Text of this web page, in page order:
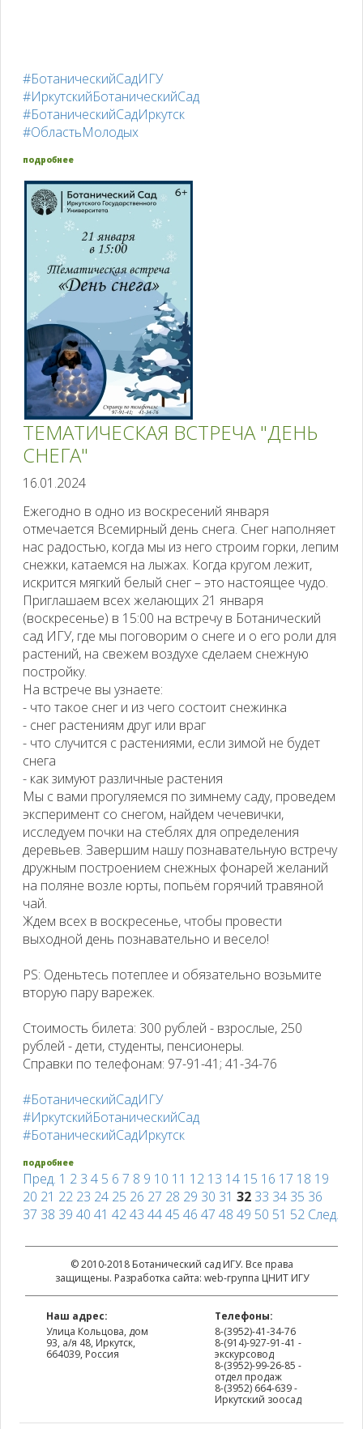
#БотаническийСадИГУ
#ИркутскийБотаническийСад
#БотаническийСадИркутск
#ОбластьМолодых
подробнее
ТЕМАТИЧЕСКАЯ ВСТРЕЧА "ДЕНЬ
СНЕГА"
16.01.2024
Ежегодно в одно из воскресений января
отмечается Всемирный день снега. Снег наполняет
нас радостью, когда мы из него строим горки, лепим
снежки, катаемся на лыжах. Когда кругом лежит,
искрится мягкий белый снег – это настоящее чудо.
Приглашаем всех желающих 21 января
(воскресенье) в 15:00 на встречу в Ботанический
сад ИГУ, где мы поговорим о снеге и о его роли для
растений, на свежем воздухе сделаем снежную
постройку.
На встрече вы узнаете:
- что такое снег и из чего состоит снежинка
- снег растениям друг или враг
- что случится с растениями, если зимой не будет
снега
- как зимуют различные растения
Мы с вами прогуляемся по зимнему саду, проведем
эксперимент со снегом, найдем чечевички,
исследуем почки на стеблях для определения
деревьев. Завершим нашу познавательную встречу
дружным построением снежных фонарей желаний
на поляне возле юрты, попьём горячий травяной
чай.
Ждем всех в воскресенье, чтобы провести
выходной день познавательно и весело!
PS: Оденьтесь потеплее и обязательно возьмите
вторую пару варежек.
Стоимость билета: 300 рублей - взрослые, 250
рублей - дети, студенты, пенсионеры.
Справки по телефонам: 97-91-41; 41-34-76
#БотаническийСадИГУ
#ИркутскийБотаническийСад
#БотаническийСадИркутск
подробнее
Пред. 1 2 3 4 5 6 7 8 9 10 11 12 13 14 15 16 17 18 19
20 21 22 23 24 25 26 27 28 29 30 31 32 33 34 35 36
37 38 39 40 41 4243 4445 46 47 48 49 50 51 52 След.
© 2010-2018 Ботанический сад ИГУ. Все права
защищены. Разработка сайта: web-группа ЦНИТ ИГУ
Наш адрес:
Улица Кольцова, дом
93, а/я 48, Иркутск,
664039, Россия
Телефоны:
8-(3952)-41-34-76
8-(914)-927-91-41 -
экскурсовод
8-(3952)-99-26-85 -
отдел продаж
8-(3952) 664-639 -
Иркутский зоосад